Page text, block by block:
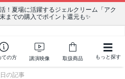
治以降の日本の闇３ 〜日本の黒幕た
朝鮮進駐軍から始まったパチンコ利権
ての方 講演映像 取扱商品 もっと探す
の記事